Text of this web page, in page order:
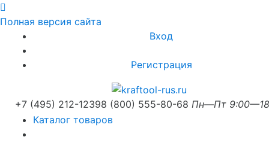
Полная версия сайта
Вход
Регистрация
+7 (495) 212-12398 (800) 555-80-68 Пн—Пт
Каталог товаров